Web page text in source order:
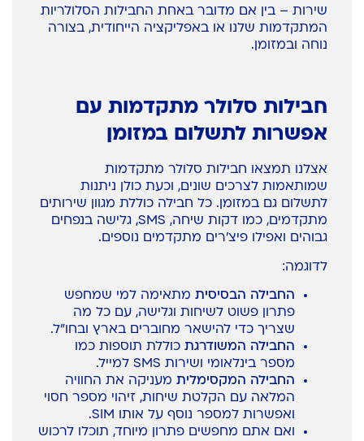
שירות – בין אם מדובר באחת החבילות הסלולריות
המתקדמות שלנו או באפליקציה הייחודית, בצורה
נוחה ובמזומן.
חבילות סלולר מתקדמות עם
אפשרות לתשלום במזומן
אצלנו תמצאו חבילות סלולר מתקדמות
שמותאמות לצרכים שונים, וכעת כולן ניתנות
לתשלום גם במזומן. כל חבילה כוללת מגוון שירותים
מתקדמים, כמו דקות שיחה, SMS, גלישה בנפחים
גבוהים ואפילו פיצ'רים מתקדמים נוספים.
לדוגמה:
החבילה הבסיסית מתאימה למי שמחפש
פתרון פשוט לשיחות וגלישה, עם כל מה
שצריך כדי להישאר מחוברים בארץ ובחו"ל.
החבילה המשודרגת כוללת תוספות כמו
מספר בינלאומי ושירות SMS למייל.
החבילה המקסימלית מעניקה את החוויה
המלאה עם הקלטת שיחות, זיהוי מספר חסוי
ואפשרות למספר נוסף על אותו SIM.
ואם אתם מחפשים פתרון מיוחד, תוכלו לרכוש